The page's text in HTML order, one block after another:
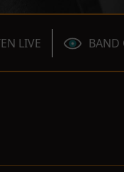
LIVE BAND